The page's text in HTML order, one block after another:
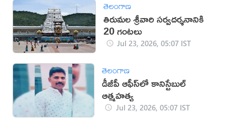
తెలంగాణ
తిరుమల శ్రీవారి సర్వదర్శనానికి
20 గంటలు
Jul 23, 2026, 05:07 IST
తెలంగాణ
డీజీపీ ఆఫీస్‌లో కానిస్టేబుల్
ఆత్మహత్య
Jul 23, 2026, 05:07 IST